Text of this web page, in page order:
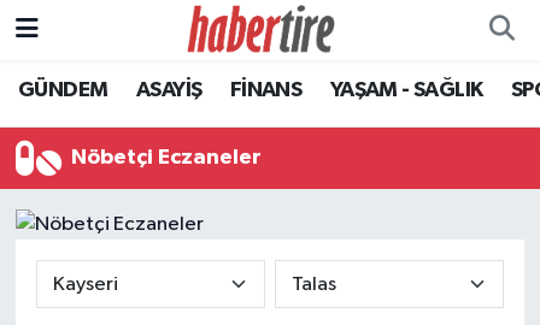
GÜNDEM ASAYİŞ FİNANS YAŞAM - SAĞLIK
Nöbetçi Eczaneler
Tire Nöbetçi Eczaneler
Tire Hava Durumu
Tire Trafik Yoğunluk Haritası
Süper Lig Puan Durumu ve Fikstür